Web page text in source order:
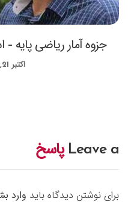
جزوه آمار ریاضی پایه
اکتبر 21, 2019
Leave a پاسخ
برای نوشتن دیدگاه باید وارد